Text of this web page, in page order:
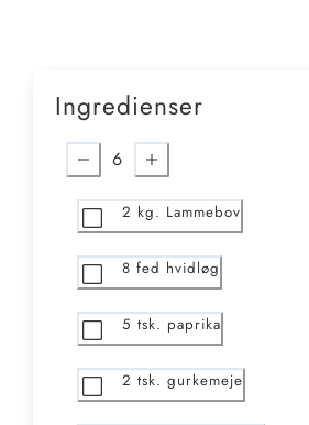
Ingredienser
6
2 kg. Lammebov
8 fed hvidløg
5 tsk. paprika
2 tsk. gurkemeje